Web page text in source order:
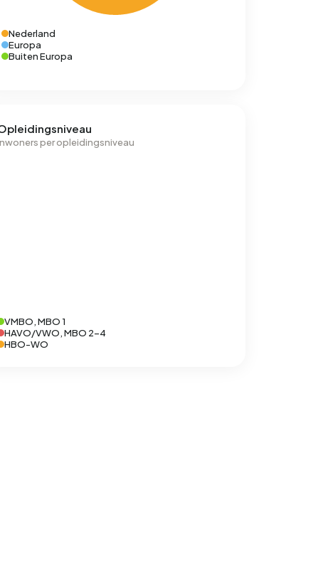
Nederland
Europa
Buiten Europa
per opleidingsniveau
VMBO, MBO 1
HAVO/VWO, MBO 2-4
HBO-WO